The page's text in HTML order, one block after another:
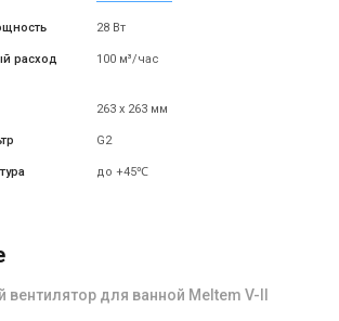
грн 5 800 грн
Купить
В наличии
Цена
28 Вт
расход
100 м³/час
263 х 263 мм
G2
до +45℃
для ванной Meltem V-II